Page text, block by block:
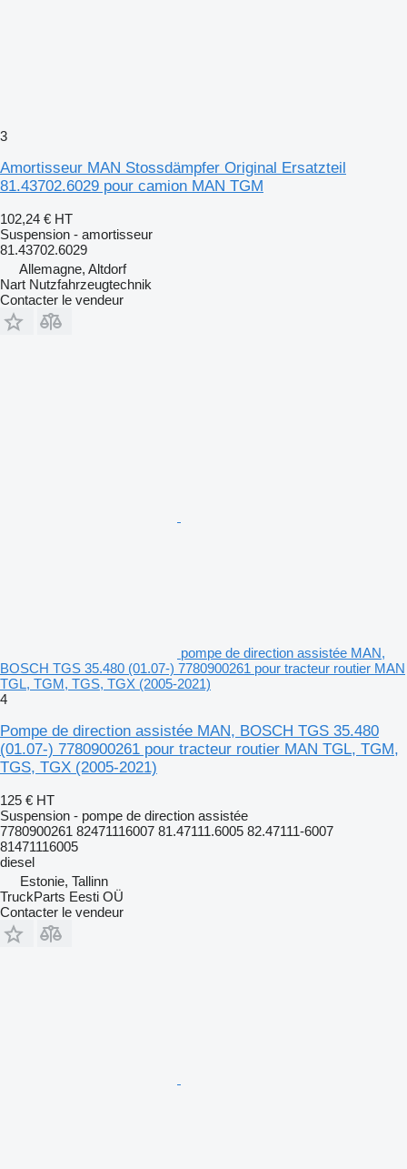
3
Amortisseur MAN Stossdämpfer Original Ersatzteil
81.43702.6029 pour camion MAN TGM
102,24 € HT
Suspension - amortisseur
81.43702.6029
Allemagne, Altdorf
Nart Nutzfahrzeugtechnik
Contacter le vendeur
pompe de direction assistée MAN,
BOSCH TGS 35.480 (01.07-) 7780900261 pour tracteur routier MAN
TGL, TGM, TGS, TGX (2005-2021)
4
Pompe de direction assistée MAN, BOSCH TGS 35.480
(01.07-) 7780900261 pour tracteur routier MAN TGL, TGM,
TGS, TGX (2005-2021)
125 € HT
Suspension - pompe de direction assistée
7780900261 82471116007 81.47111.6005 82.47111-6007
81471116005
diesel
Estonie, Tallinn
TruckParts Eesti OÜ
Contacter le vendeur